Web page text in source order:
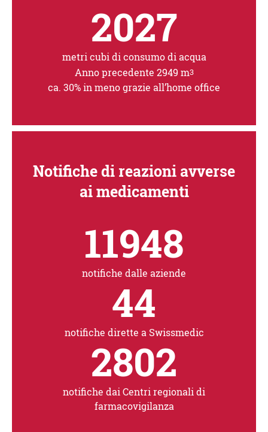
2027
metri cubi di consumo di acqua
Anno precedente 2949 m3
ca. 30% in meno grazie all’home office
Notifiche di reazioni avverse
ai medicamenti
11948
notifiche dalle aziende
44
notifiche dirette a Swissmedic
2802
notifiche dai Centri regionali di
farmacovigilanza